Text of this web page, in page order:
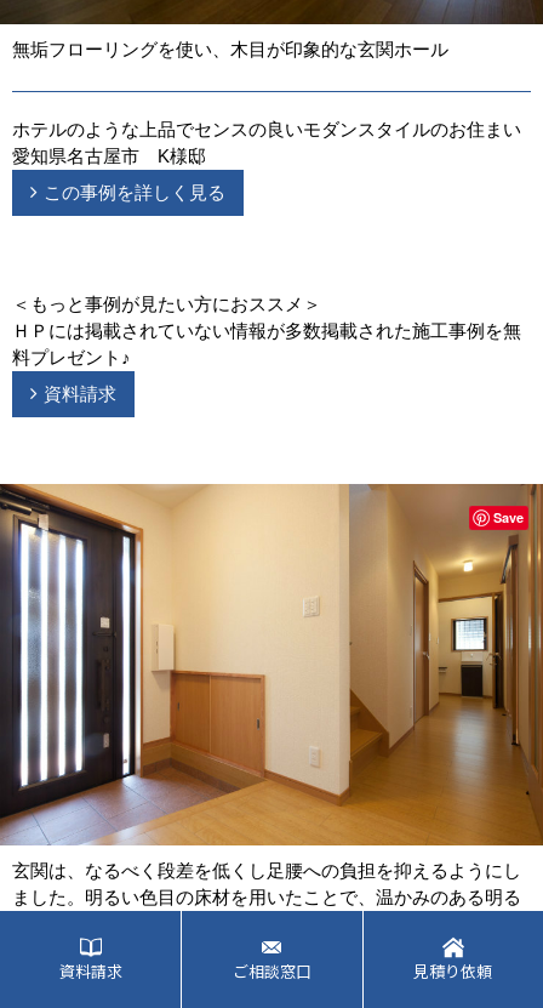
無垢フローリングを使い、木目が印象的な玄関ホール
ホテルのような上品でセンスの良いモダンスタイルのお住まい
愛知県名古屋市 K様邸
この事例を詳しく見る
＜もっと事例が見たい方におススメ＞
ＨＰには掲載されていない情報が多数掲載された施工事例を無
料プレゼント♪
資料請求
玄関は、なるべく段差を低くし足腰への負担を抑えるようにし
ました。明るい色目の床材を用いたことで、温かみのある明る
Save
資料請求 ご相談窓口 見積り依頼